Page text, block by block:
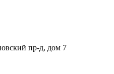
пр-д, дом 7